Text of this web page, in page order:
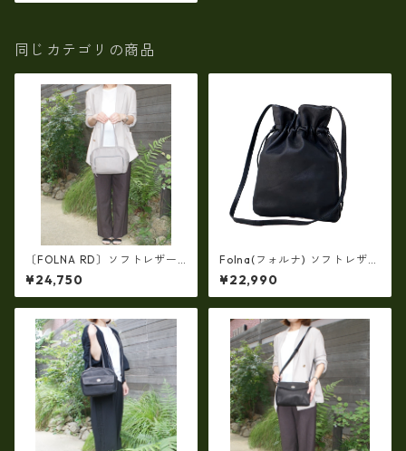
同じカテゴリの商品
〔FOLNA RD〕ソフトレザー
フロントポケットボストンバ
ッグ・fo-083351
¥24,750
Folna(フォルナ) ソフトレザー
ワイド巾着トートバッグ/日本
製 fo-083358
¥22,990